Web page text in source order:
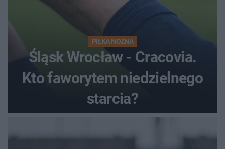
PIŁKA NOŻNA
Śląsk Wrocław - Cracovia.
Kto faworytem niedzielnego
starcia?